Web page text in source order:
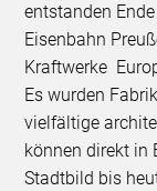
entstanden
Eisenbahn
Kraftwerke
Es wurden
vielfältige
können direkt in
Stadtbild bis